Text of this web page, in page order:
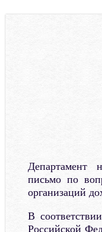
Департамент
письмо по
организаций
В
Российской